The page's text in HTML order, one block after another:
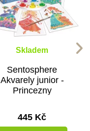
Skladem
Sentosphere
Akvarely junior -
Princezny
445 Kč